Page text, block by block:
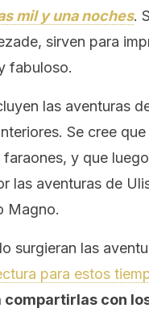
mil y una noches.
sirven para
fabuloso.
las aventuras
Se cree
y que
las aventuras de
Magno.
surgieran las
para estos
compartirlas con